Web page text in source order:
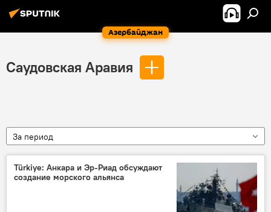
Азербайджан
Саудовская Аравия
За период
Türkiye: Анкара и Эр-Риад обсуждают
создание морского альянса